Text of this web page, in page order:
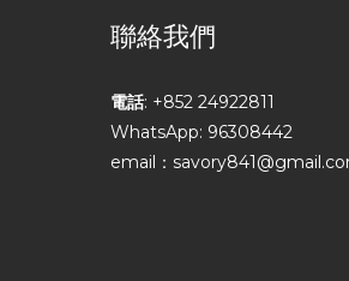
聯絡我們
電話: +852 24922811
WhatsApp: 96308442
email：